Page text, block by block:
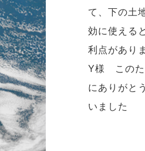
て、下の土
効に使える
利点があり
Y様 このた
にありがと
いました